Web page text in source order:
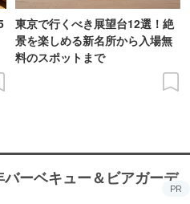
東京で行くべき展望台12選！絶
景を楽しめる新名所から入場無
料のスポットまで
ーベキュー＆ビアガーデ
PR